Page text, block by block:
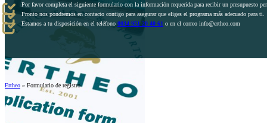
Por favor completa el siguiente formulario con la información requerida para recibir un presupuesto
Pronto nos pondremos en contacto contigo para asegurar que eliges el programa más adecuado para ti.
Estamos a tu disposición en el teléfono 0034 951 20 40 61 o en el correo info@ertheo.com
Ertheo » Formulario de registro